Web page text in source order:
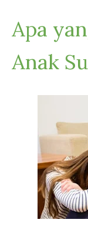
Apa
Anak